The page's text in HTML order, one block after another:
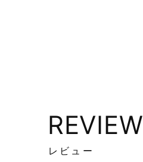
REVIEW
レビュー